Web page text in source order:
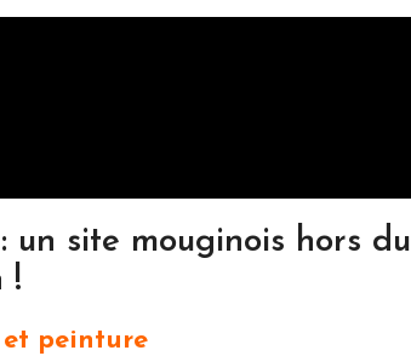
un site mouginois hors du
!
et peinture